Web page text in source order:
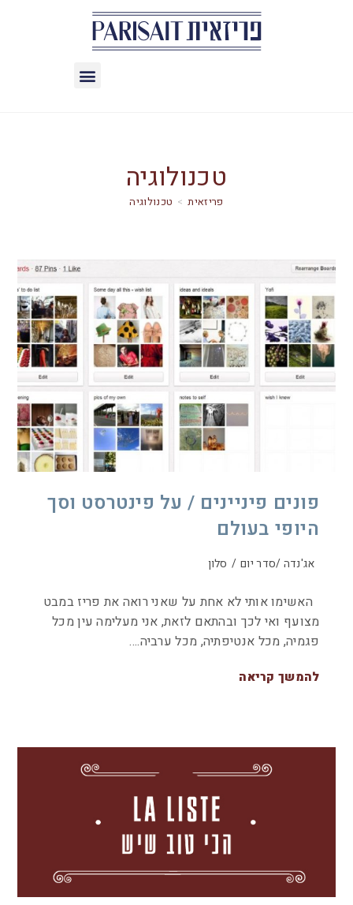
טכנולוגיה
> טכנולוגיה
פונים פיניינים / על פינטרסט וסך
היופי בעולם
אג'נדה /סדר יום / סלון
האשימו אותי לא אחת על שאני רואה את פריז במבט
מצועף ואי לכך ובהתאם לזאת, אני מעלימה עין מכל
פגמיה, מכל אנטיפתיה, מכל ערביה.…
להמשך קריאה